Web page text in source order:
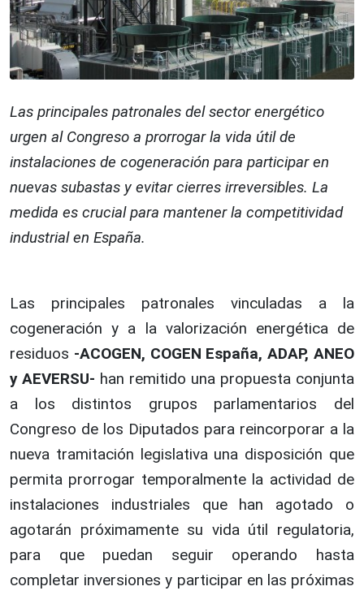
Las principales patronales del sector energético
urgen al Congreso a prorrogar la vida útil de
instalaciones de cogeneración para participar en
nuevas subastas y evitar cierres irreversibles. La
medida es crucial para mantener la competitividad
industrial en España.
Las principales patronales vinculadas a la
cogeneración y a la valorización energética de
residuos -ACOGEN, COGEN España, ADAP, ANEO
y AEVERSU- han remitido una propuesta conjunta
a los distintos grupos parlamentarios del
Congreso de los Diputados para reincorporar a la
nueva tramitación legislativa una disposición que
permita prorrogar temporalmente la actividad de
instalaciones industriales que han agotado o
agotarán próximamente su vida útil regulatoria,
para que puedan seguir operando hasta
completar inversiones y participar en las próximas